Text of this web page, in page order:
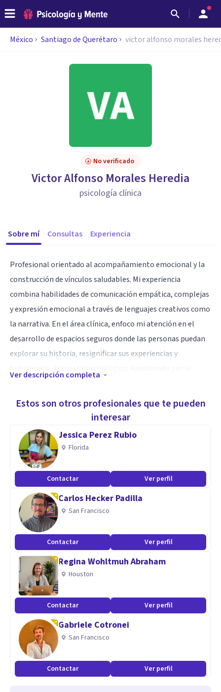
México Santiago de Querétaro victor alfonso morales
No verificado
Victor Alfonso Morales Heredia
psicología clínica
Sobre mí Consultas Experiencia
Profesional orientado al acompañamiento emocional y la
construcción de vínculos saludables. Mi experiencia
combina habilidades de comunicación empática, complejas
y expresión emocional a través de lenguajes creativos como
la narrativa. En el área clínica, enfoco mi atención en el
desarrollo de espacios seguros donde las personas puedan
explorar su historia, resignificar sus experiencias y
colaboro activamente en promover procesos terapéuticos
humanizados, respetuosos y transformadores.
Ver descripción completa
Estos son otros profesionales que te pueden
interesar
Jessica Perez Rubio
Florida
Contactar Ver perfil
Carlos Hecker Padilla
San Francisco
Contactar Ver perfil
Regina Wohltmuh Abraham
Houston
Contactar Ver perfil
Gabriele Cotronei
San Francisco
Contactar Ver perfil